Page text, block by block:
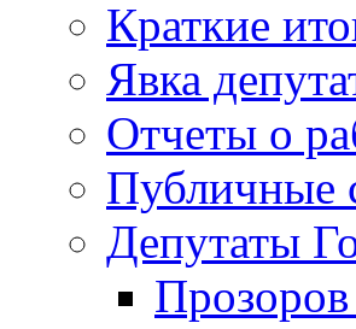
Краткие
Явка
Отчеты о
Публичные
Депутаты